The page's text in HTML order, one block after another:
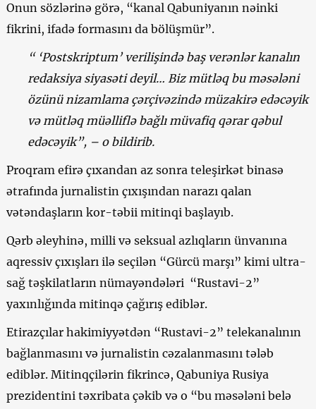
Onun sözlərinə görə, “kanal Qabuniyanın nəinki
fikrini, ifadə formasını da bölüşmür”.
“ ‘Postskriptum’ verilişində baş verənlər kanalın
redaksiya siyasəti deyil… Biz mütləq bu məsələni
özünü nizamlama çərçivəzində müzakirə edəcəyik
və mütləq müəlliflə bağlı müvafiq qərar qəbul
edəcəyik”, – o bildirib.
Proqram efirə çıxandan az sonra teleşirkət binasə
ətrafında jurnalistin çıxışından narazı qalan
vətəndaşların kor-təbii mitinqi başlayıb.
Qərb əleyhinə, milli və seksual azlıqların ünvanına
aqressiv çıxışları ilə seçilən “Gürcü marşı” kimi ultra-
sağ təşkilatların nümayəndələri “Rustavi-2”
yaxınlığında mitinqə çağırış ediblər.
Etirazçılar hakimiyyətdən “Rustavi-2” telekanalının
bağlanmasını və jurnalistin cəzalanmasını tələb
ediblər. Mitinqçilərin fikrincə, Qabuniya Rusiya
prezidentini təxribata çəkib və o “bu məsələni belə